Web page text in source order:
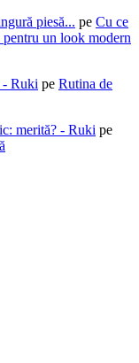
piesă... pe Cu ce
un look modern
- Ruki pe Rutina de
merită? - Ruki pe